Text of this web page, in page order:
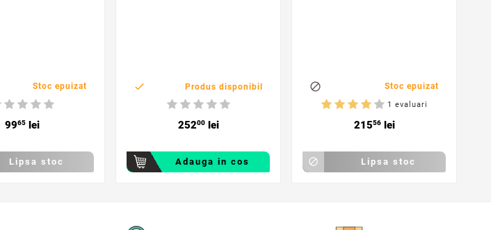
Stoc epuizat
9965 lei
Lipsa stoc
 Produs disponibil
25200lei
Adauga in cos
 Stoc epuizat
1 evaluari
21556lei
 Lipsa stoc